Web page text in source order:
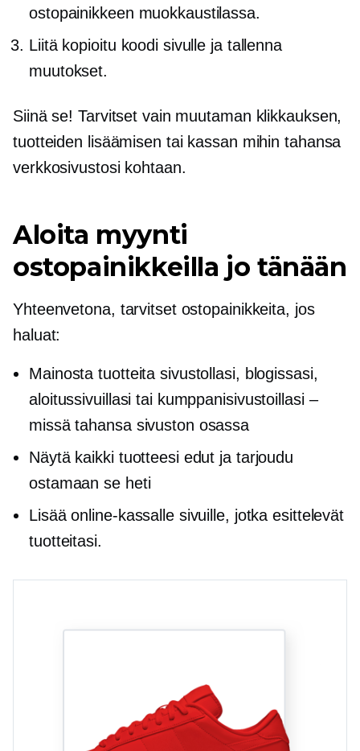
ostopainikkeen muokkaustilassa.
Liitä kopioitu koodi sivulle ja tallenna
muutokset.
Siinä se! Tarvitset vain muutaman klikkauksen,
tuotteiden lisäämisen tai kassan mihin tahansa
verkkosivustosi kohtaan.
Aloita myynti
ostopainikkeilla jo tänään
Yhteenvetona, tarvitset ostopainikkeita, jos
haluat:
Mainosta tuotteita sivustollasi, blogissasi,
aloitussivuillasi tai kumppanisivustoillasi –
missä tahansa sivuston osassa
Näytä kaikki tuotteesi edut ja tarjoudu
ostamaan se heti
Lisää online-kassalle sivuille, jotka esittelevät
tuotteitasi.